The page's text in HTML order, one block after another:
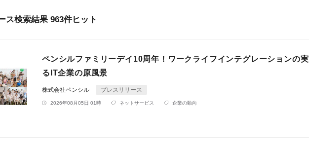
ス検索結果 963件ヒット
ペンシルファミリーデイ10周年！ワークライフインテグレーションの
るIT企業の原風景
株式会社ペンシル プレスリリース
2026年08月05日 01時 ネットサービス 企業の動向